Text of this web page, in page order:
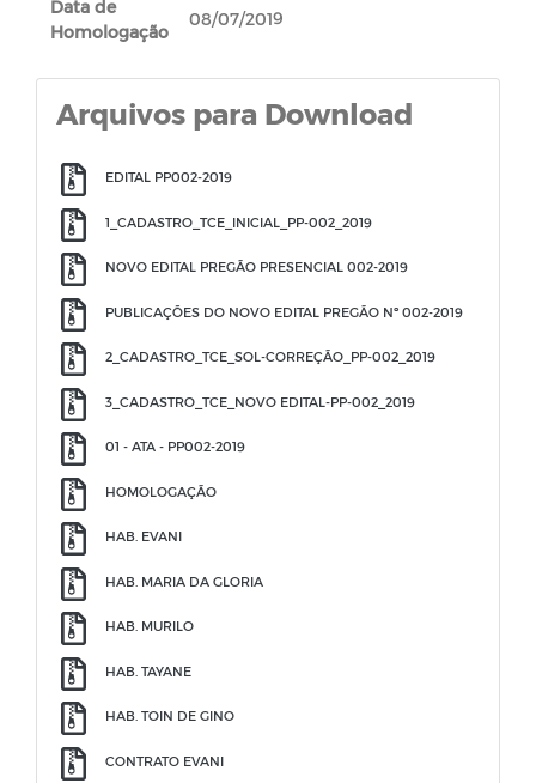
Data de
Homologação
08/07/2019
Arquivos para Download
EDITAL PP002-2019
1_CADASTRO_TCE_INICIAL_PP-002_2019
NOVO EDITAL PREGÃO PRESENCIAL 002-2019
PUBLICAÇÕES DO NOVO EDITAL PREGÃO Nº 002-2019
2_CADASTRO_TCE_SOL-CORREÇÃO_PP-002_2019
3_CADASTRO_TCE_NOVO EDITAL-PP-002_2019
01 - ATA - PP002-2019
HOMOLOGAÇÃO
HAB. EVANI
HAB. MARIA DA GLORIA
HAB. MURILO
HAB. TAYANE
HAB. TOIN DE GINO
CONTRATO EVANI